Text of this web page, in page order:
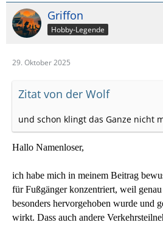
Griffon
Hobby-Legende
29. Oktober 2025
Zitat von der Wolf
und schon klingt das Ganze nicht
Hallo Namenloser,
ich habe mich in meinem Beitrag
für Fußgänger konzentriert, weil
besonders hervorgehoben wurde und
wirkt. Dass auch andere